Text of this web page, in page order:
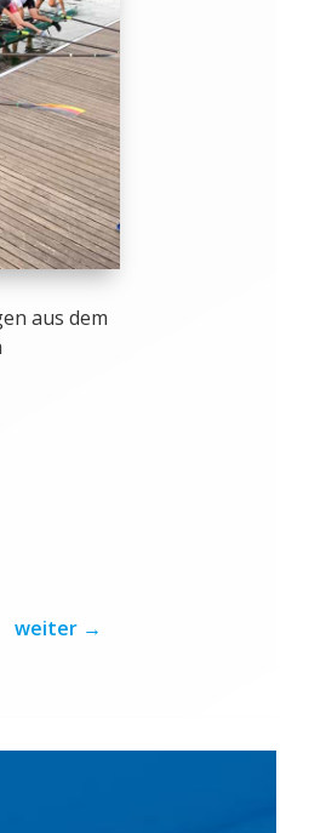
aus dem
weiter →